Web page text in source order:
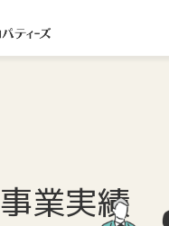
事業実績